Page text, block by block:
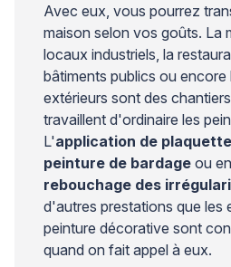
Avec eux, vous pourrez
maison selon vos goûts. La
locaux industriels, la
bâtiments publics ou encore
extérieurs sont des
travaillent d'ordinaire les
L'application de
peinture de bardage ou
rebouchage des
d'autres prestations que les
peinture décorative sont
quand on fait appel à eux.